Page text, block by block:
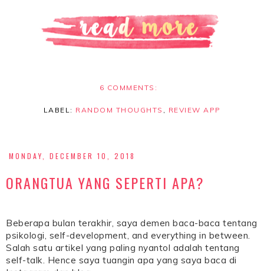
6 COMMENTS:
LABEL: RANDOM THOUGHTS REVIEW APP
MONDAY, DECEMBER 10, 2018
ORANGTUA YANG SEPERTI APA?
Beberapa bulan terakhir, saya demen baca-baca tentang
psikologi, self-development, and everything in between.
Salah satu artikel yang paling nyantol adalah tentang
self-talk. Hence saya tuangin apa yang saya baca di